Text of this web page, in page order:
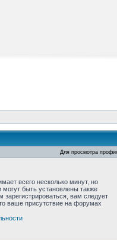
Для просмотра
всего несколько минут, но
быть установлены также
зарегистрироваться, вам следует
ваше присутствие на форумах